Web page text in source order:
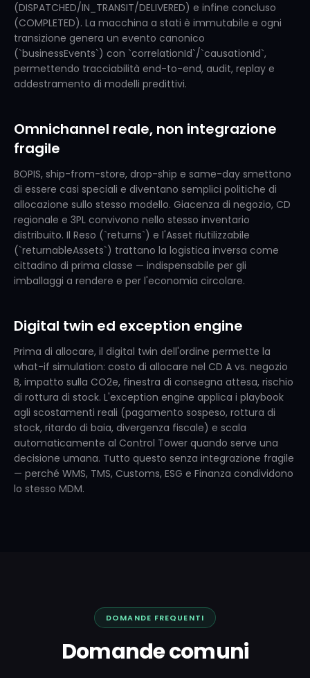
(DISPATCHED/IN_TRANSIT/DELIVERED) e infine concluso
(COMPLETED). La macchina a stati è immutabile e ogni
transizione genera un evento canonico
(`businessEvents`) con `correlationId`/`causationId`,
permettendo tracciabilità end-to-end, audit, replay e
addestramento di modelli predittivi.
Omnichannel reale, non integrazione
fragile
BOPIS, ship-from-store, drop-ship e same-day smettono
di essere casi speciali e diventano semplici politiche di
allocazione sullo stesso modello. Giacenza di negozio, CD
regionale e 3PL convivono nello stesso inventario
distribuito. Il Reso (`returns`) e l'Asset riutilizzabile
(`returnableAssets`) trattano la logistica inversa come
cittadino di prima classe — indispensabile per gli
imballaggi a rendere e per l'economia circolare.
Digital twin ed exception engine
Prima di allocare, il digital twin dell'ordine permette la
what-if simulation: costo di allocare nel CD A vs. negozio
B, impatto sulla CO2e, finestra di consegna attesa, rischio
di rottura di stock. L'exception engine applica i playbook
agli scostamenti reali (pagamento sospeso, rottura di
stock, ritardo di baia, divergenza fiscale) e scala
automaticamente al Control Tower quando serve una
decisione umana. Tutto questo senza integrazione fragile
— perché WMS, TMS, Customs, ESG e Finanza condividono
lo stesso MDM.
DOMANDE FREQUENTI
Domande comuni